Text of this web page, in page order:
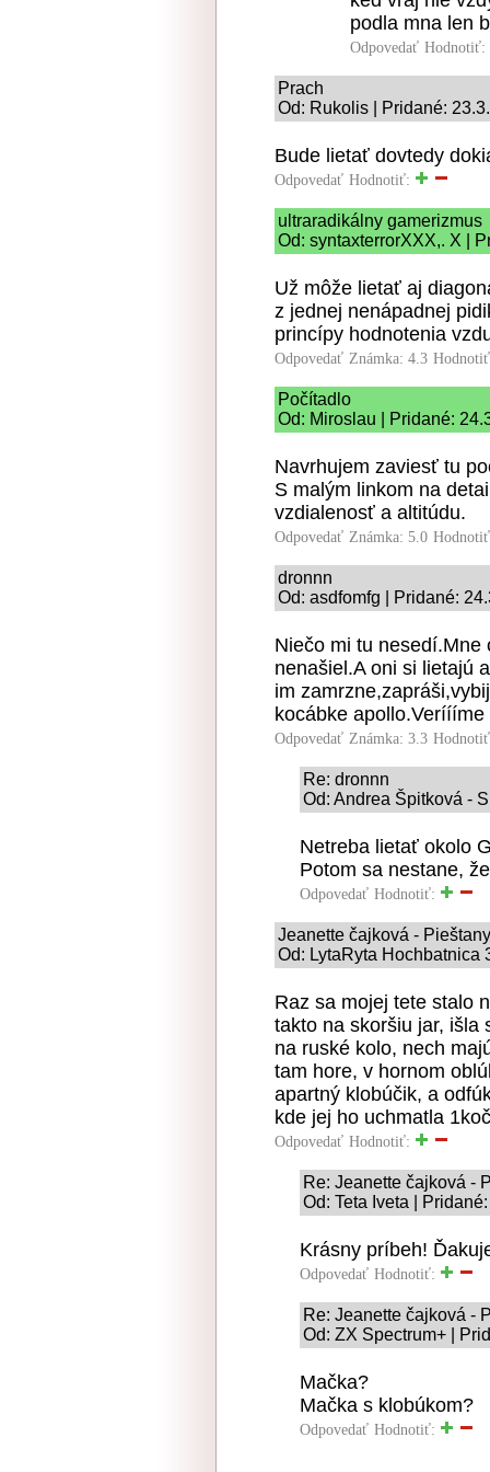
podla mna len
Odpovedať Hodnotiť:
Prach
Od: Rukolis | Pridané:
Bude lietať dovtedy
Odpovedať Hodnotiť:
ultraradikálny gamerizmus
Od: syntaxterrorXXX,. X |
Už môže lietať aj
z jednej nenápadnej
princípy hodnotenia
Odpovedať Známka: 4.3
Počítadlo
Od: Miroslau | Pridané:
Navrhujem zaviesť tu
S malým linkom na
vzdialenosť a altitúdu.
Odpovedať Známka: 5.0
dronnn
Od: asdfomfg | Pridané:
Niečo mi tu nesedí.Mne
nenašiel.A oni si lietajú
im
kocábke apollo.Veríííme
Odpovedať Známka: 3.3
Re: dronnn
Od: Andrea Špitková -
Netreba lietať okolo
Potom sa nestane,
Odpovedať Hodnotiť:
Jeanette čajková - Pieštany
Od: LytaRyta Hochbatnica
Raz sa mojej tete stalo
takto na skoršiu jar, išla
na ruské kolo, nech
tam hore, v hornom
apartný klobúčik, a
kde jej ho uchmatla
Odpovedať Hodnotiť:
Re: Jeanette čajková -
Od: Teta Iveta |
Krásny príbeh!
Odpovedať Hodnotiť:
Re: Jeanette čajková -
Od: ZX Spectrum+ |
Mačka?
Mačka s klobúkom?
Odpovedať Hodnotiť: